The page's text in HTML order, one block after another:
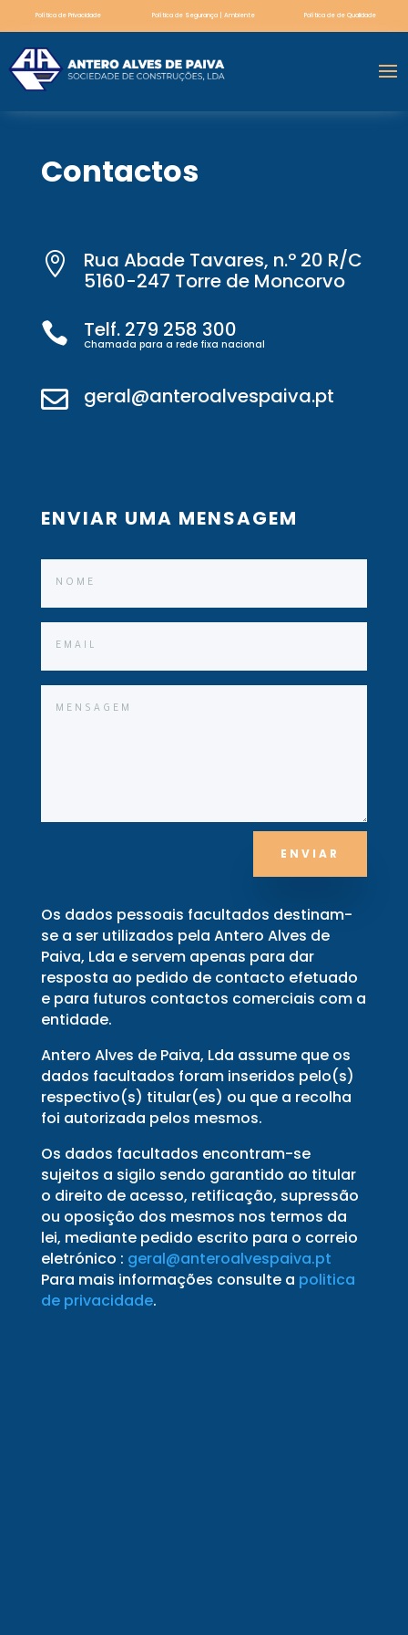
Política de Privacidade Política de Segurança | Ambiente Política de de Qualidade
Contactos

Rua Abade Tavares, n.º 20 R/C
5160-247 Torre de Moncorvo
 Telf. 279 258 300
Chamada para a rede fixa nacional
 geral@anteroalvespaiva.pt
ENVIAR UMA MENSAGEM
ENVIAR
Os dados pessoais facultados destinam-
se a ser utilizados pela Antero Alves de
Paiva, Lda e servem apenas para dar
resposta ao pedido de contacto efetuado
e para futuros contactos comerciais com a
entidade.
Antero Alves de Paiva, Lda assume que os
dados facultados foram inseridos pelo(s)
respectivo(s) titular(es) ou que a recolha
foi autorizada pelos mesmos.
Os dados facultados encontram-se
sujeitos a sigilo sendo garantido ao titular
o direito de acesso, retificação, supressão
ou oposição dos mesmos nos termos da
lei, mediante pedido escrito para o correio
eletrónico : geral@anteroalvespaiva.pt
Para mais informações consulte a politica
de privacidade.